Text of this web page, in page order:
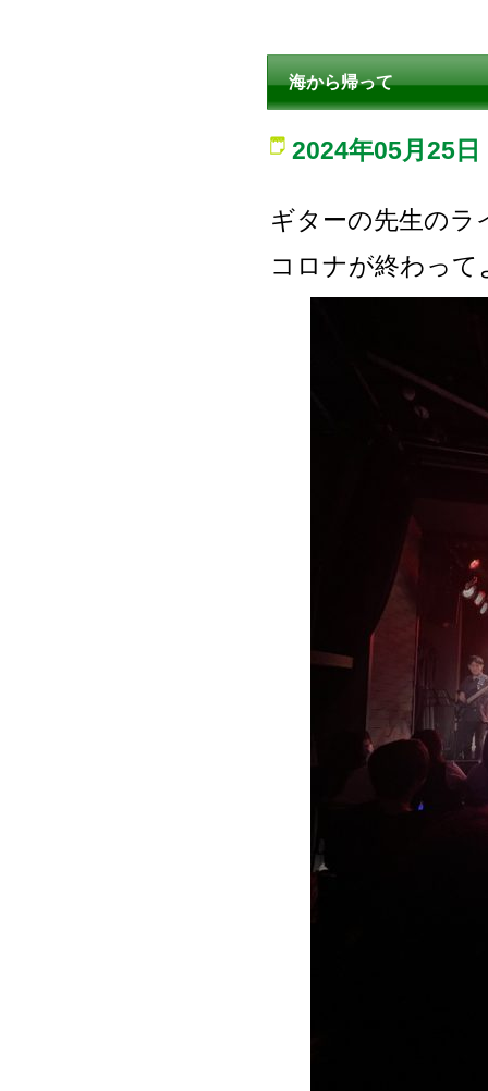
海から帰って
2024年05月25日
ギターの先生のラ
コロナが終わっ